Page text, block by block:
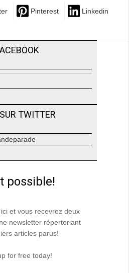
Pinterest Linkedin
TWITTER
possible!
et vous recevrez deux
newsletter répertoriant
articles parus!
for free today!